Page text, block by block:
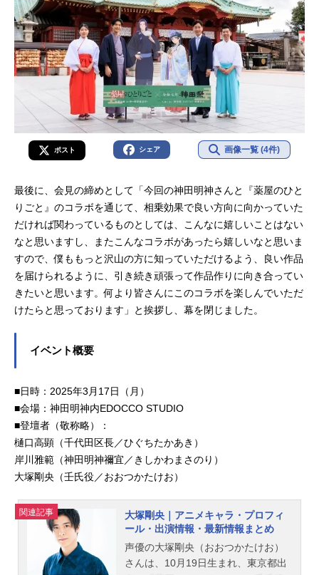
ポスト シェア 画像一覧 (4件)
最後に、会見の締めとして「今回の神田明神さんと『薬屋のひと
りごと』のコラボを通じて、相乗効果で良い方向に向かっていた
だければ関わっているものとしては、こんなに嬉しいことはない
なと思いますし、またこんなコラボがあったら嬉しいなと思いま
すので、僕ももっと沢山の方に知っていただけるよう、良い作品
を届けられるように、引き続き頑張って作品作りに向き合ってい
きたいと思います。何より皆さんにこのコラボを楽しんでいただ
けたらと思っております」と挨拶し、幕を閉じました。
イベント概要
■日時：2025年3月17日（月）
■会場：神田明神内EDOCCO STUDIO
■登壇者（敬称略）：
樋口高顕（千代田区長／ひぐちたかあき）
岸川雅範（神田明神禰宜／きしかわまさのり）
大塚剛央（壬氏役／おおつかたけお）
関連記事
大塚剛央｜アニメキャラ・プロフィ
ール・出演情報・最新情報まとめ
声優の大塚剛央（おおつかたけお）
さんは、10月19日生まれ、東京都出